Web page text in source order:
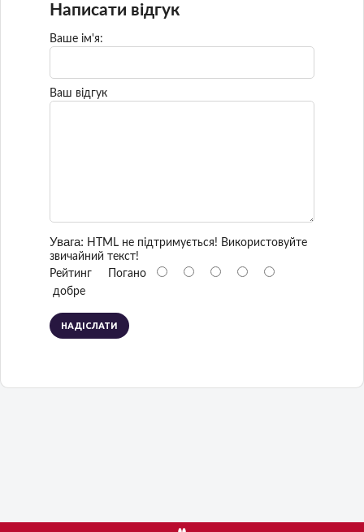
Написати відгук
Ваше ім'я:
Ваш відгук
Увага: HTML не підтримується! Використовуйте
звичайний текст!
Рейтинг Погано
добре
НАДІСЛАТИ